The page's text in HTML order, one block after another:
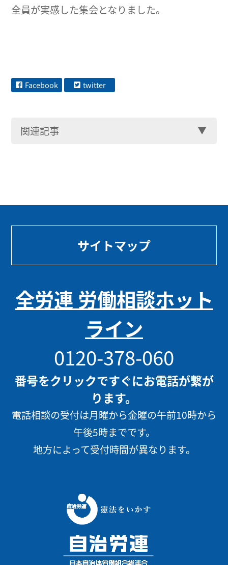
全員が実感した集会となりました。
Facebook twitter
関連記事
サイトマップ
全労連 労働相談ホット
ライン
0120-378-060
番号をクリックですぐにお電話が繋が
ります。
電話相談の受付は月曜から金曜の午前10時から
午後5時までです。
地方によって受付時間が異なります。